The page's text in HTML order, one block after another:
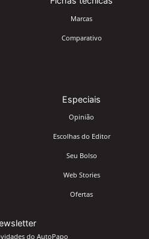
Marcas
Comparativo
Especiais
Opinião
Escolhas do Editor
Seu Bolso
Web Stories
Ofertas
do AutoPapo